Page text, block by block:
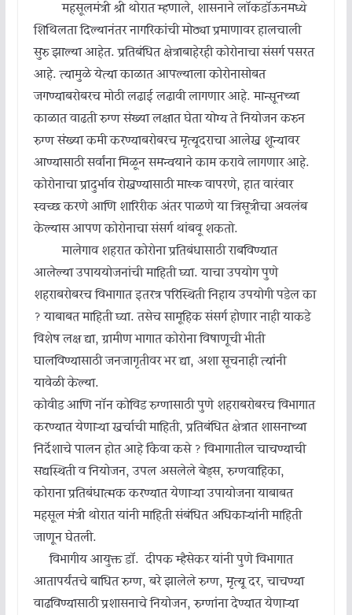
महसूलमंत्री श्री थोरात म्हणाले, शासनाने लॉकडॉऊनमध्ये
शिथिलता दिल्यानंतर नागरिकांची मोठ्या प्रमाणावर हालचाली
सुरु झाल्या आहेत. प्रतिबंधित क्षेत्राबाहेरही कोरोनाचा संसर्ग पसरत
आहे. त्यामुळे येत्या काळात आपल्याला कोरोनासोबत
जगण्याबरोबरच मोठी लढाई लढावी लागणार आहे. मान्सूनच्या
काळात वाढती रुग्ण संख्या लक्षात घेता योग्य ते नियोजन करुन
रुग्ण संख्या कमी करण्याबरोबरच मृत्यूदराचा आलेख शून्यावर
आण्यासाठी सर्वांना मिळून समन्वयाने काम करावे लागणार आहे.
कोरोनाचा प्रादुर्भाव रोखण्यासाठी मास्क वापरणे, हात वारंवार
स्वच्छ करणे आणि शारिरीक अंतर पाळणे या त्रिसूत्रीचा अवलंब
केल्यास आपण कोरोनाचा संसर्ग थांबवू शकतो.
मालेगाव शहरात कोरोना प्रतिबंधासाठी राबविण्यात
आलेल्या उपाययोजनांची माहिती घ्या. याचा उपयोग पुणे
शहराबरोबरच विभागात इतरत्र परिस्थिती निहाय उपयोगी पडेल का
? याबाबत माहिती घ्या. तसेच सामूहिक संसर्ग होणार नाही याकडे
विशेष लक्ष द्या, ग्रामीण भागात कोरोना विषाणूची भीती
घालविण्यासाठी जनजागृतीवर भर द्या, अशा सूचनाही त्यांनी
यावेळी केल्या.
कोवीड आणि नॉन कोविड रुग्णासाठी पुणे शहराबरोबरच विभागात
करण्यात येणाऱ्या खर्चाची माहिती, प्रतिबंधित क्षेत्रात शासनाच्या
निर्देशाचे पालन होत आहे किंवा कसे ? विभागातील चाचण्याची
सद्यस्थिती व नियोजन, उपलब्ध असलेले बेड्स, रुग्णवाहिका,
कोराना प्रतिबंधात्मक करण्यात येणाऱ्या उपायोजना याबाबत
महसूल मंत्री थोरात यांनी माहिती संबंधित अधिकाऱ्यांनी माहिती
जाणून घेतली.
विभागीय आयुक्त डॉ. दीपक म्हैसेकर यांनी पुणे विभागात
आतापर्यंतचे बाधित रुग्ण, बरे झालेले रुग्ण, मृत्यू दर, चाचण्या
वाढविण्यासाठी प्रशासनाचे नियोजन, रुग्णांना देण्यात येणाऱ्या